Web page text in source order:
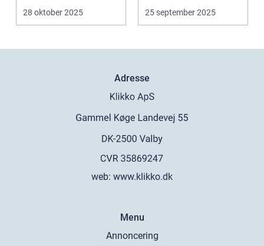
28 oktober 2025 25 september 2025
Adresse
web: www.klikko.dk
Menu
Annoncering